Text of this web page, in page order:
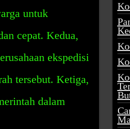
untuk
cepat. Kedua,
ekspedisi
tersebut. Ketiga,
dalam